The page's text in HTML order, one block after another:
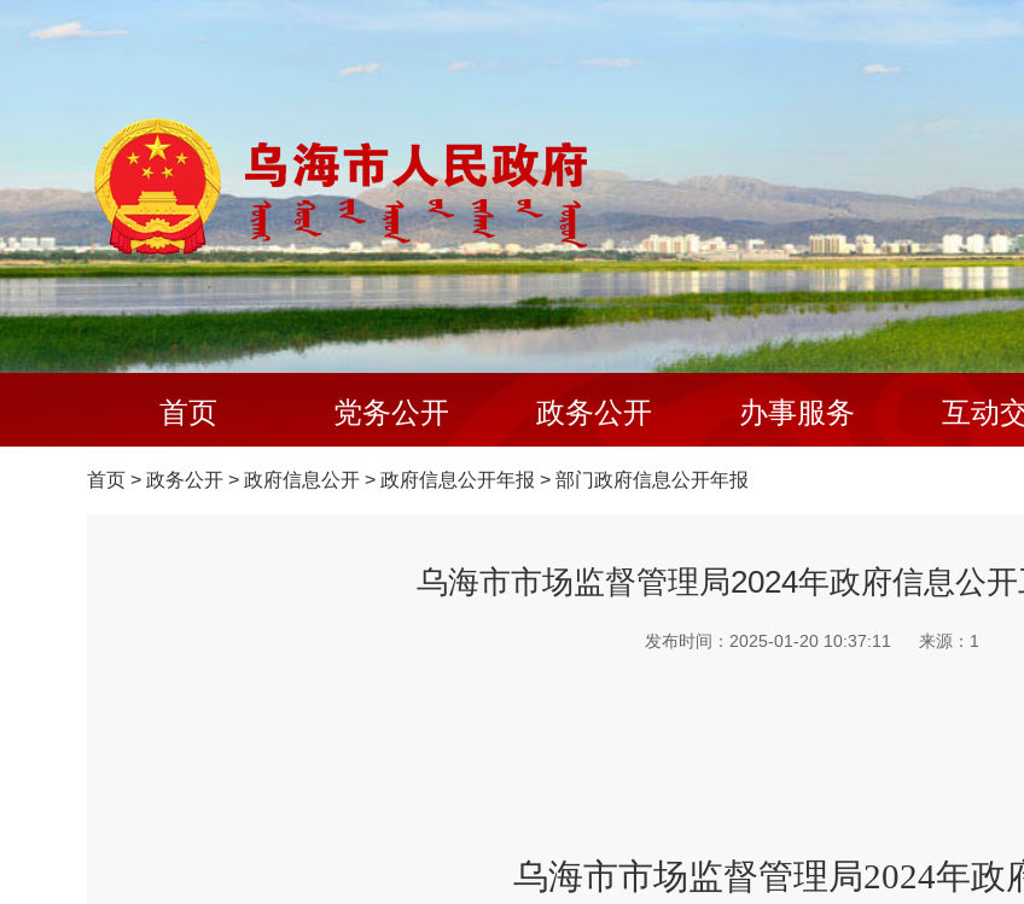
首页 党务公开 政务公开 办事服务 互动
首页 > 政务公开 > 政府信息公开 > 政府信息公开年报 > 部门政府信息公开年报
乌海市市场监督管理局2024年政府信息公
发布时间：2025-01-20 10:37:11 来源：1
乌海市市场监督管理局2024年政